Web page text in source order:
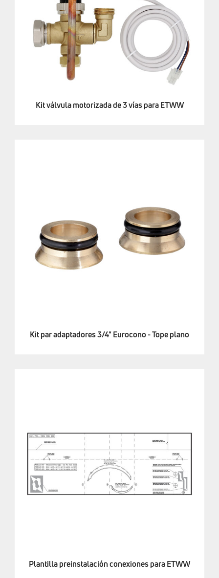
Kit válvula motorizada de 3 vías para ETWW
Kit par adaptadores 3/4" Eurocono - Tope plano
Plantilla preinstalación conexiones para ETWW